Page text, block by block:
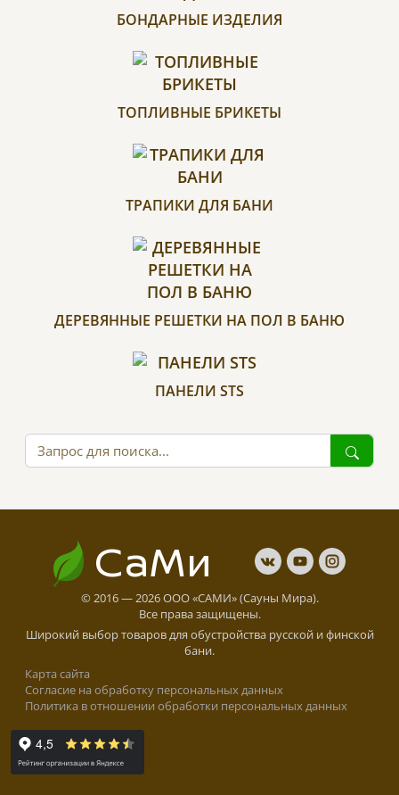
БОНДАРНЫЕ ИЗДЕЛИЯ
ТОПЛИВНЫЕ БРИКЕТЫ
ТРАПИКИ ДЛЯ БАНИ
ДЕРЕВЯННЫЕ РЕШЕТКИ НА ПОЛ В БАНЮ
ПАНЕЛИ STS
СаМи
© 2016 — 2026 ООО «САМИ» (Сауны Мира).
Все права защищены.
Широкий выбор товаров для обустройства русской и финской
бани.
Карта сайта
Cогласие на обработку персональных данных
Политика в отношении обработки персональных данных